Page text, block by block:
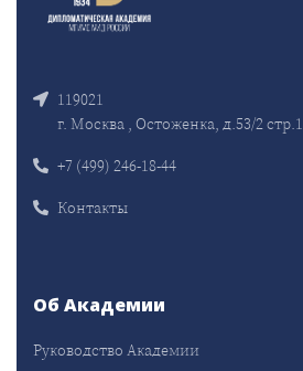
119021
г. Москва , Остоженка, д.53/2 стр.1
+7 (499) 246-18-44
Контакты
Об Академии
Руководство Академии